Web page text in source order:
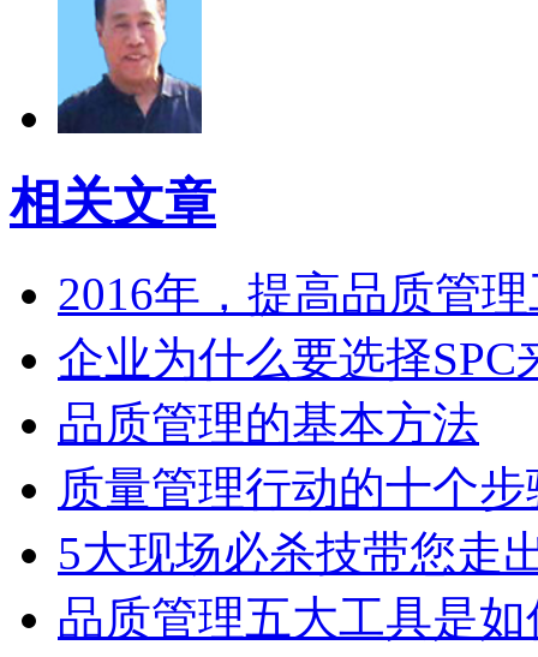
相关文章
2016年，提高品质管
企业为什么要选择SPC
品质管理的基本方法
质量管理行动的十个
5大现场必杀技带您走
品质管理五大工具是